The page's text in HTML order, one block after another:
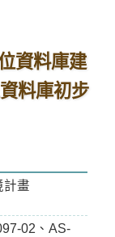
資料庫建
料庫初步
計畫
02、AS-